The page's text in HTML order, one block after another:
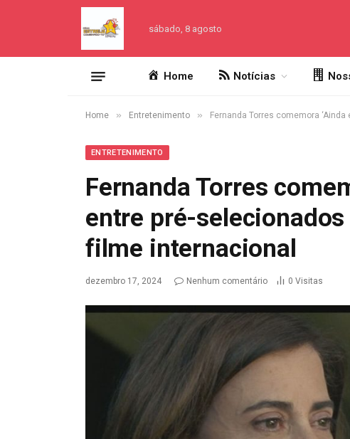
sábado, 8 agosto
Home Notícias
Home » Entretenimento » Fernanda Torres comemora
ENTRETENIMENTO
Fernanda Torres
entre pré-
filme internacional
dezembro 17, 2024 Nenhum comentário 0 Visitas